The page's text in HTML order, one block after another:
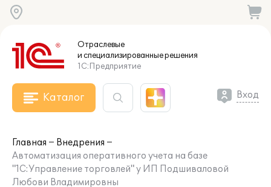
Отраслевые
и специализированныерешения
1С:Предприятие
Каталог Вход
Главная
Внедрения
Автоматизация оперативного учета на базе
"1С:Управление торговлей" у ИП Подшиваловой
Любови Владимировны